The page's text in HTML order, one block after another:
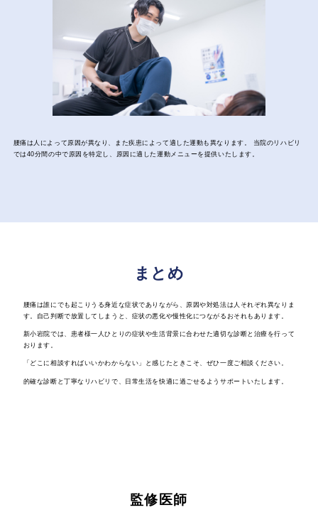
腰痛は人によって原因が異なり、また疾患によって適した運動も異なります。 当院のリハビリ
では40分間の中で原因を特定し、原因に適した運動メニューを提供いたします。
まとめ
腰痛は誰にでも起こりうる身近な症状でありながら、原因や対処法は人それぞれ異なりま
す。自己判断で放置してしまうと、症状の悪化や慢性化につながるおそれもあります。
新小岩院では、患者様一人ひとりの症状や生活背景に合わせた適切な診断と治療を行って
おります。
「どこに相談すればいいかわからない」と感じたときこそ、ぜひ一度ご相談ください。
的確な診断と丁寧なリハビリで、日常生活を快適に過ごせるようサポートいたします。
監修医師